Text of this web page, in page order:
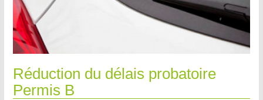
Réduction du délais probatoire
Permis B